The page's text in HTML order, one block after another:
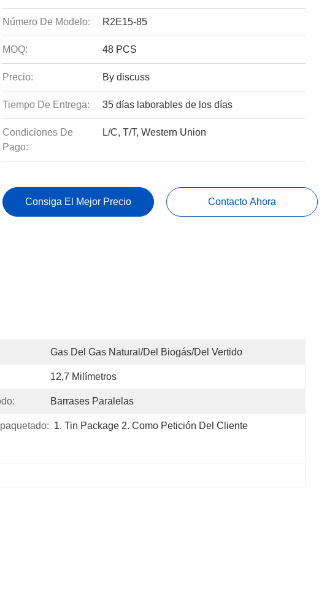
Número De Modelo: R2E15-85
MOQ: 48 PCS
Precio: By discuss
Tiempo De Entrega: 35 días laborables de los días
Condiciones De
Pago:
L/C, T/T, Western Union
Consiga El Mejor Precio Contacto Ahora
Gas Del Gas Natural/del Biogás/del Vertido
12,7 Milímetros
Barrases Paralelas
1. Tin Package 2. Como Petición Del Cliente